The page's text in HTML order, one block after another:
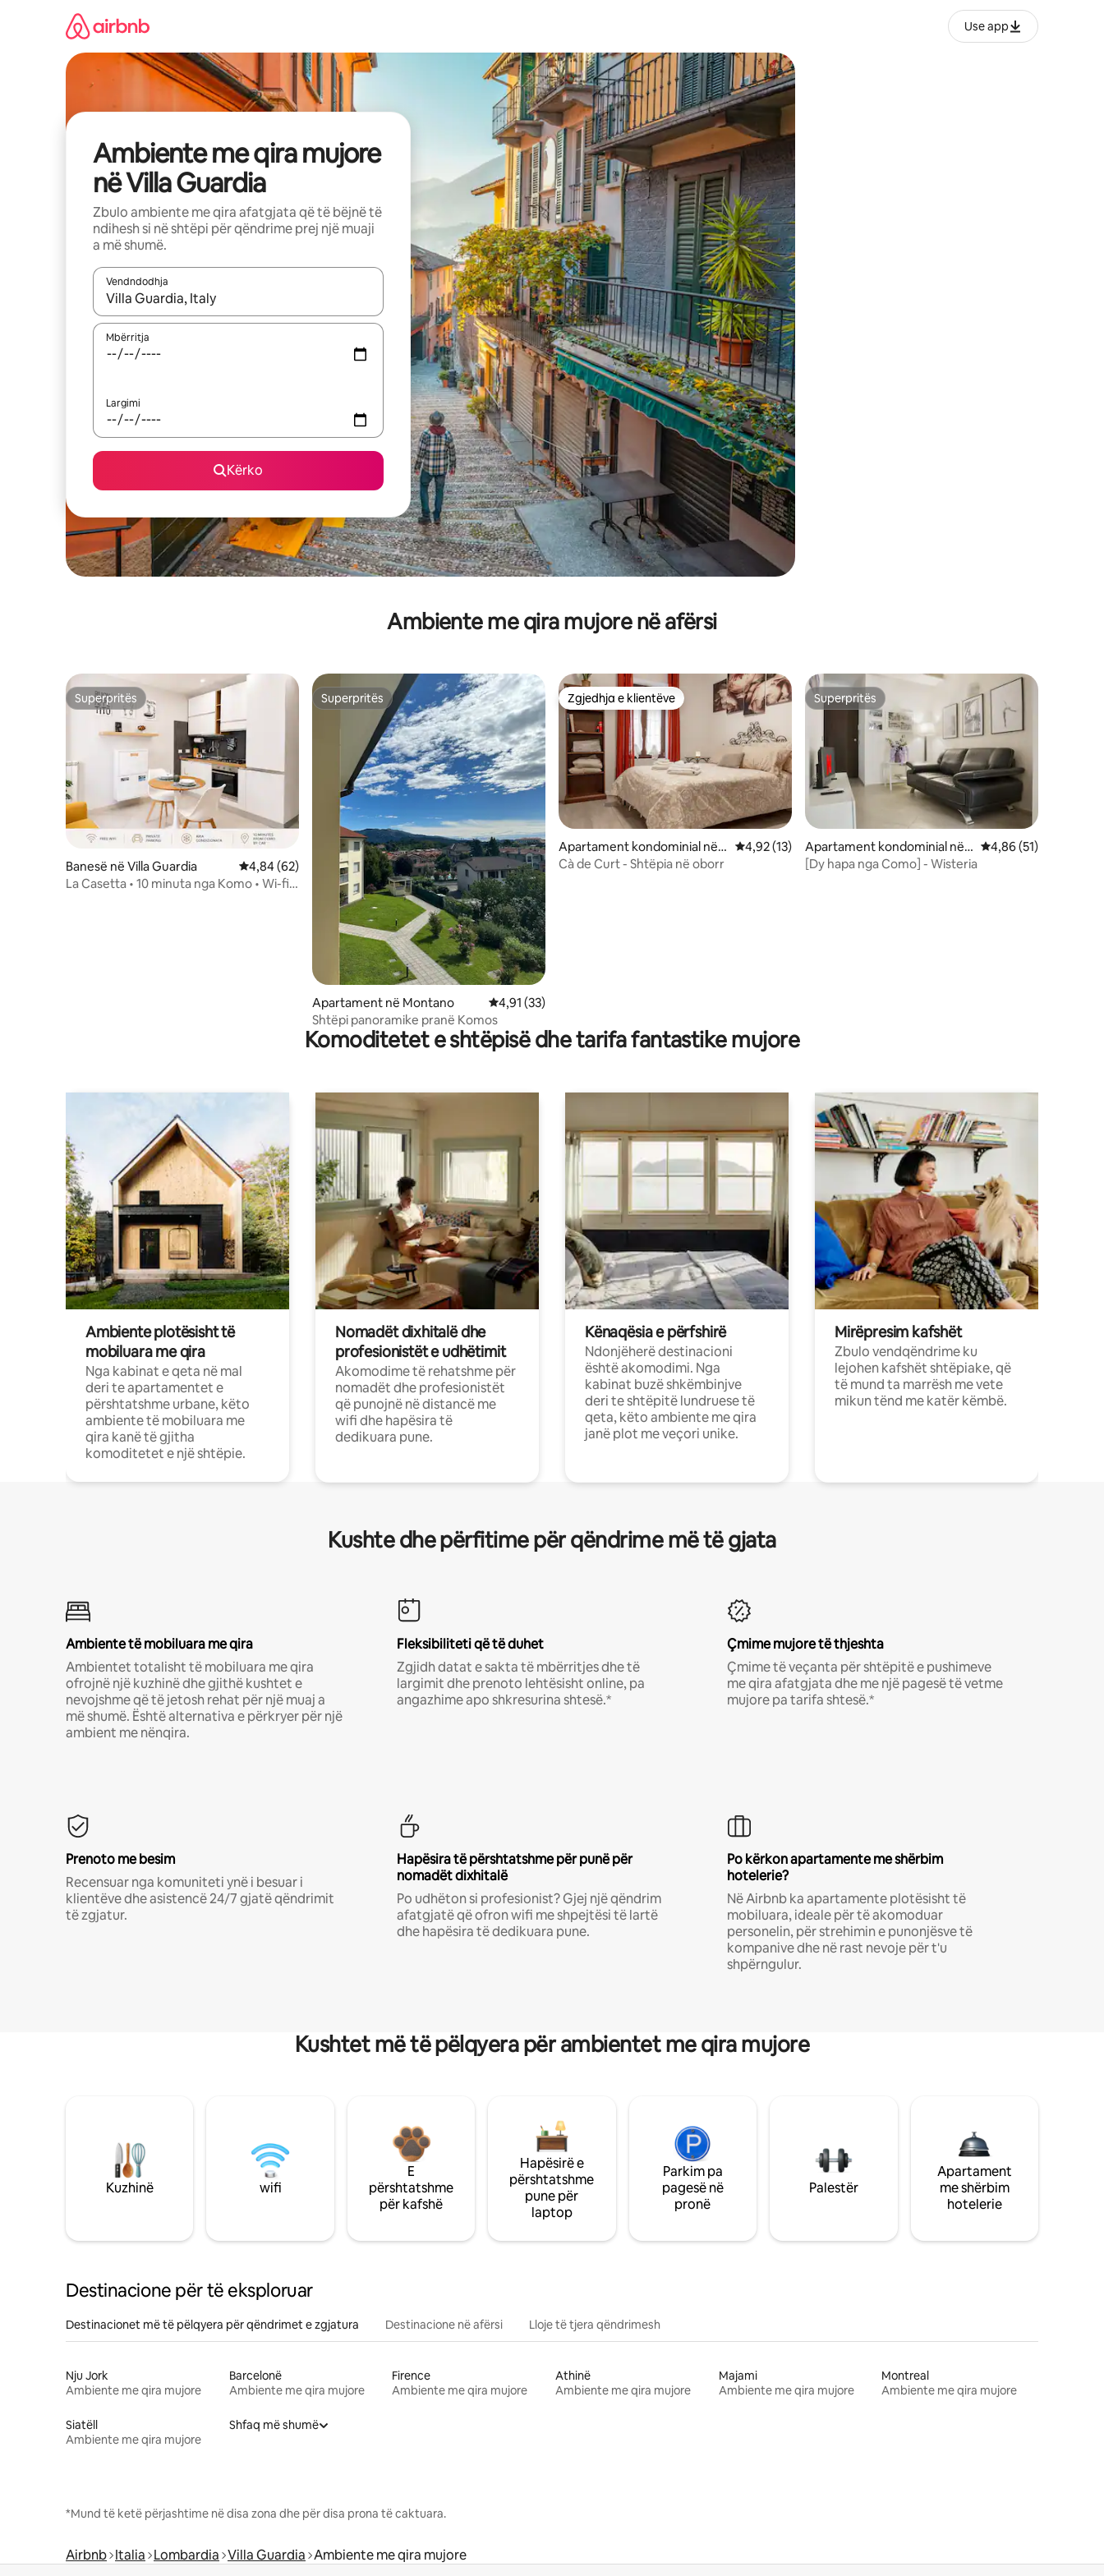
Use app
Ambiente me qira mujore
në Villa Guardia
Zbulo ambiente me qira afatgjata që të bëjnë të
ndihesh si në shtëpi për qëndrime prej një muaji
a më shumë.
Vendndodhja
Kur rezultatet të jenë të disponueshme, lëviz me butonat e shigjetave lart e poshtë ose eksploro duke prekur ose duke lëvizur ekranin.
Mbërritja
Largimi
Kërko
Ambiente me qira mujore në afërsi
Superpritës
Superpritës
Banesë në Villa Guardia Vlerësimi mesatar 4,84 nga 5, 62 vlerësime
4,84 (62)
La Casetta • 10 minuta nga Komo • Wi-fi •
Superpritës
Superpritës
Apartament në Montano Vlerësimi mesatar 4,91 nga 5, 33 vlerësime
4,91 (33)
Shtëpi panoramike pranë Komos
Zgjedhja e klientëve
Zgjedhja e klientëve
Apartament kondominial në
Olgiate Comasco
Vlerësimi mesatar 4,92 nga 5, 13 vlerësime
4,92 (13)
Cà de Curt - Shtëpia në oborr
Superpritës
Superpritës
Apartament kondominial në L
ucino
Vlerësimi mesatar
4,86 (51)
[Dy hapa nga Como] - Wisteria
Komoditetet e shtëpisë dhe tarifa fantastike mujore
Ambiente plotësisht të
mobiluara me qira
Nga kabinat e qeta në mal
deri te apartamentet e
përshtatshme urbane, këto
ambiente të mobiluara me
qira kanë të gjitha
komoditetet e një shtëpie.
Nomadët dixhitalë dhe
profesionistët e udhëtimit
Akomodime të rehatshme për
nomadët dhe profesionistët
që punojnë në distancë me
wifi dhe hapësira të
dedikuara pune.
Kënaqësia e përfshirë
Ndonjëherë destinacioni
është akomodimi. Nga
kabinat buzë shkëmbinjve
deri te shtëpitë lundruese të
qeta, këto ambiente me qira
janë plot me veçori unike.
Mirëpresim kafshët
Zbulo vendqëndrime ku
lejohen kafshët shtëpiake, që
të mund ta marrësh me vete
mikun tënd me katër këmbë.
Kushte dhe përfitime për qëndrime më të gjata
Ambiente të mobiluara me qira
Ambientet totalisht të mobiluara me qira
ofrojnë një kuzhinë dhe gjithë kushtet e
nevojshme që të jetosh rehat për një muaj a
më shumë. Është alternativa e përkryer për një
ambient me nënqira.
Fleksibiliteti që të duhet
Zgjidh datat e sakta të mbërritjes dhe të
largimit dhe prenoto lehtësisht online, pa
angazhime apo shkresurina shtesë.*
Çmime mujore të thjeshta
Çmime të veçanta për shtëpitë e pushimeve
me qira afatgjata dhe me një pagesë të vetme
mujore pa tarifa shtesë.*
Prenoto me besim
Recensuar nga komuniteti ynë i besuar i
klientëve dhe asistencë 24/7 gjatë qëndrimit
të zgjatur.
Hapësira të përshtatshme për punë për
nomadët dixhitalë
Po udhëton si profesionist? Gjej një qëndrim
afatgjatë që ofron wifi me shpejtësi të lartë
dhe hapësira të dedikuara pune.
Po kërkon apartamente me shërbim
hotelerie?
Në Airbnb ka apartamente plotësisht të
mobiluara, ideale për të akomoduar
personelin, për strehimin e punonjësve të
kompanive dhe në rast nevoje për t'u
shpërngulur.
Kushtet më të pëlqyera për ambientet me qira mujore
Kuzhinë wifi
E
përshtatshme
për kafshë
Hapësirë e
përshtatshme
pune për
laptop
Parkim pa
pagesë në
pronë
Palestër
Apartament
me shërbim
hotelerie
Destinacione për të eksploruar
Destinacionet më të pëlqyera për qëndrimet e zgjatura Destinacione në afërsi Lloje të tjera qëndrimesh
Nju Jork
Ambiente me qira mujore
Barcelonë
Ambiente me qira mujore
Firence
Ambiente me qira mujore
Athinë
Ambiente me qira mujore
Majami
Ambiente me qira mujore
Montreal
Ambiente me qira mujore
Siatëll
Ambiente me qira mujore
Shfaq më shumë
*Mund të ketë përjashtime në disa zona dhe për disa prona të caktuara.
Airbnb Italia Lombardia Villa Guardia Ambiente me qira mujore